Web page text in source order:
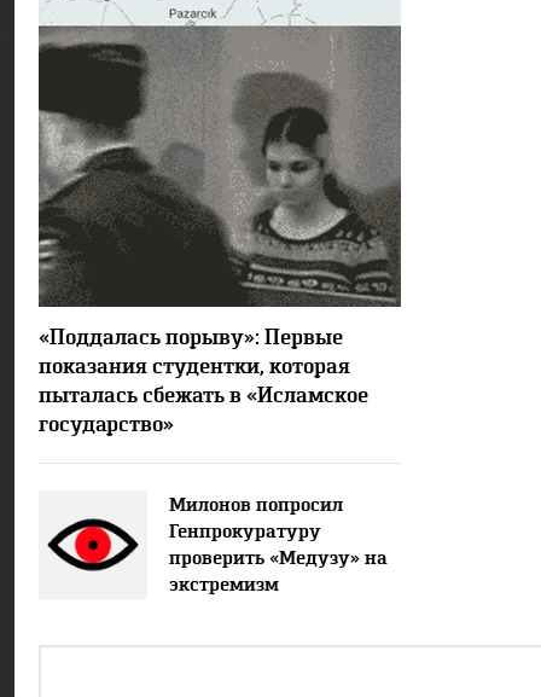
«Поддалась порыву»: Первые
показания студентки, которая
пыталась сбежать в «Исламское
государство»
Милонов попросил
Генпрокуратуру
проверить «Медузу» на
экстремизм